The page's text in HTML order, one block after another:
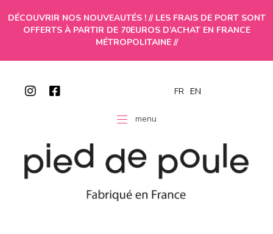
DÉCOUVRIR NOS NOUVEAUTÉS ! // LES FRAIS DE PORT SONT
OFFERTS À PARTIR DE 70EUROS D’ACHAT EN FRANCE
MÉTROPOLITAINE //
FR EN
menu